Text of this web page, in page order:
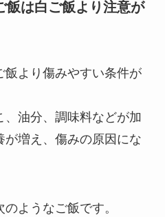
飯は白ご飯より注意が
飯より傷みやすい条件が
油分、調味料などが加
増え、傷みの原因にな
ようなご飯です。